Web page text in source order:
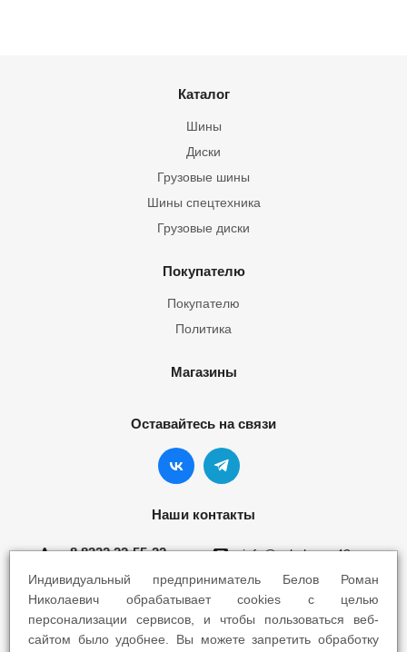
Каталог
Шины
Грузовые шины
Шины спецтехника
Диски
Грузовые диски
Покупателю
Покупателю
Политика
Магазины
Оставайтесь на связи
Наши контакты
8 8332 22-55-22 info@yokohama43.ru
Киров, ул. Ломоносова 5Б
Киров, ул. Профсоюзная 7А
Индивидуальный предприниматель Белов Роман
Николаевич обрабатывает cookies с целью
персонализации сервисов, и чтобы пользоваться веб-
сайтом было удобнее. Вы можете запретить обработку